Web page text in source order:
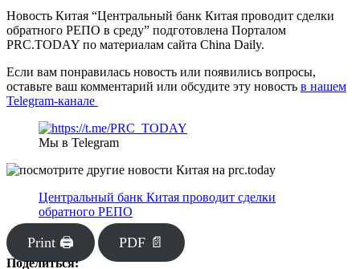
Новость Китая “Центральный банк Китая проводит сделки
обратного РЕПО в среду” подготовлена Порталом
PRC.TODAY по материалам сайта China Daily.
Если вам понравилась новость или появились вопросы,
оставьте ваш комментарий или обсудите эту новость в нашем
Telegram-канале
Мы в Telegram
Центральный банк Китая проводит сделки
обратного РЕПО
Print 🖨 PDF 📄
Поделиться: